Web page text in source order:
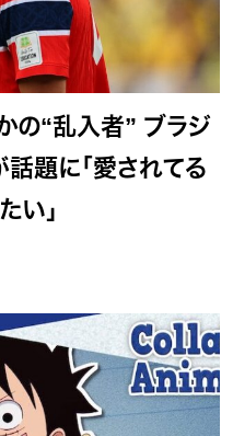
の“乱入者” ブラジ
題に「愛されてる
い」